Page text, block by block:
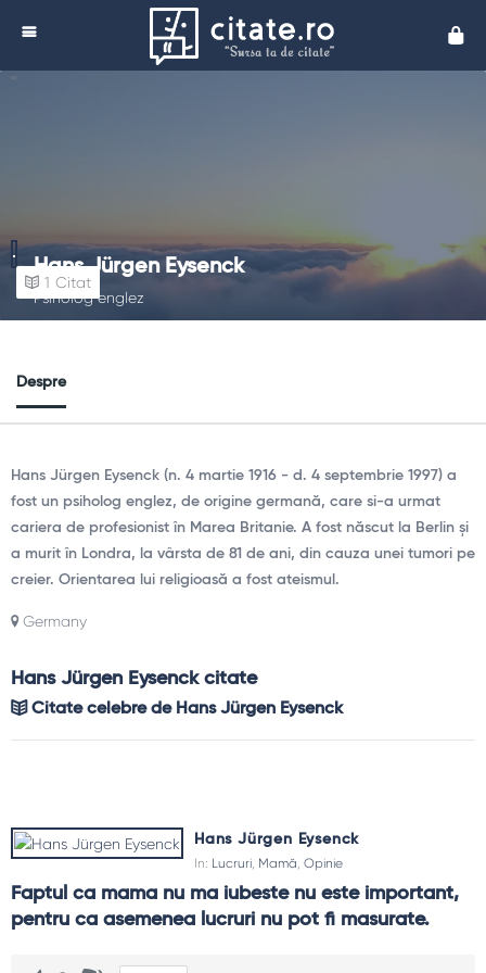
Hans Jürgen Eysenck
Psiholog englez
1 Citat
Despre
Hans Jürgen Eysenck (n. 4 martie 1916 - d. 4 septembrie 1997) a
fost un psiholog englez, de origine germană, care si-a urmat
cariera de profesionist în Marea Britanie. A fost născut la Berlin și
a murit în Londra, la vârsta de 81 de ani, din cauza unei tumori pe
creier. Orientarea lui religioasă a fost ateismul.
Germany
Hans Jürgen Eysenck citate
Citate celebre de Hans Jürgen Eysenck
Hans Jürgen Eysenck
In: Lucruri, Mamă, Opinie
Faptul ca mama nu ma iubeste nu este important,
pentru ca asemenea lucruri nu pot fi masurate.